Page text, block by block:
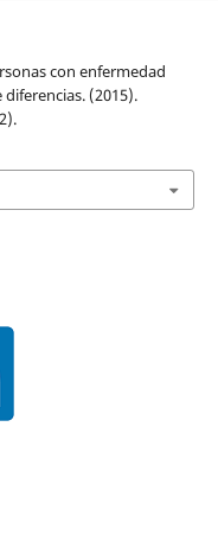
con enfermedad
(2015).